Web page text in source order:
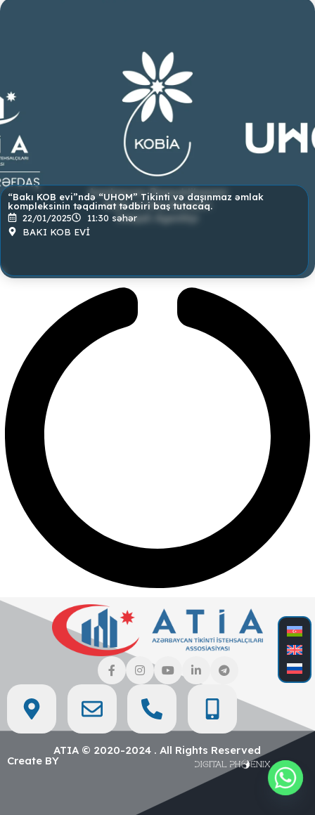
“Bakı KOB evi”ndə “UHOM” Tikinti və daşınmaz əmlak
kompleksinin təqdimat tədbiri baş tutacaq.
22/01/2025
11:30 səhər
BAKI KOB EVİ
ATIA © 2020-2024 . All Rights Reserved
Create BY